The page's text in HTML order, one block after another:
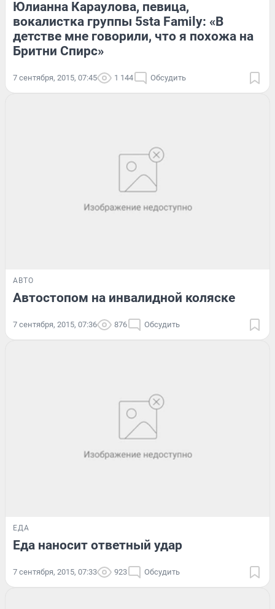
Юлианна Караулова, певица,
вокалистка группы 5sta Family: «В
детстве мне говорили, что я похожа на
Бритни Спирс»
7 сентября, 2015, 07:45 1 144 Обсудить
АВТО
Автостопом на инвалидной коляске
7 сентября, 2015, 07:36 876 Обсудить
ЕДА
Еда наносит ответный удар
7 сентября, 2015, 07:33 923 Обсудить